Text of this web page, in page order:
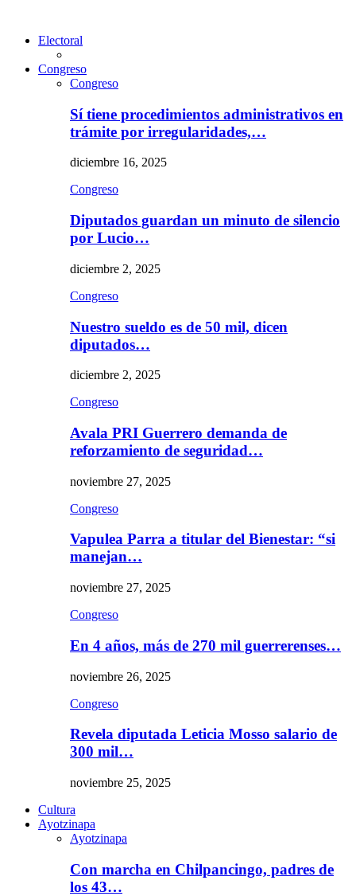
Electoral
Congreso
Congreso
Sí tiene procedimientos administrativos en
trámite por irregularidades,…
diciembre 16, 2025
Congreso
Diputados guardan un minuto de silencio
por Lucio…
diciembre 2, 2025
Congreso
Nuestro sueldo es de 50 mil, dicen
diputados…
diciembre 2, 2025
Congreso
Avala PRI Guerrero demanda de
reforzamiento de seguridad…
noviembre 27, 2025
Congreso
Vapulea Parra a titular del Bienestar: “si
manejan…
noviembre 27, 2025
Congreso
En 4 años, más de 270 mil guerrerenses…
noviembre 26, 2025
Congreso
Revela diputada Leticia Mosso salario de
300 mil…
noviembre 25, 2025
Cultura
Ayotzinapa
Ayotzinapa
Con marcha en Chilpancingo, padres de
los 43…